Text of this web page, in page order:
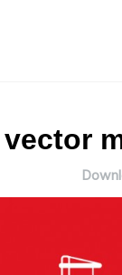
vector